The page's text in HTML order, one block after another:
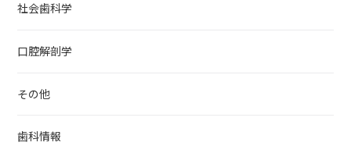
社会歯科学
口腔解剖学
その他
歯科情報